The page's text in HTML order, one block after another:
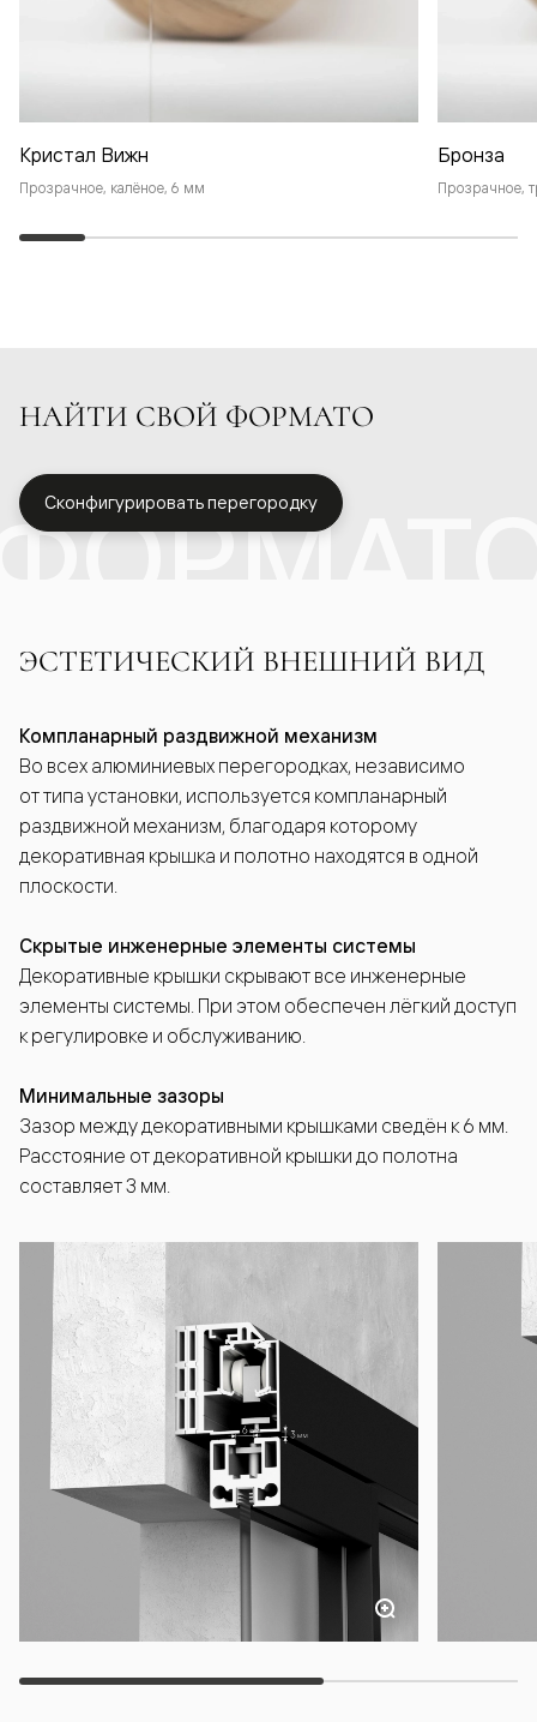
Кристал Вижн
Прозрачное, калёное, 6 мм
Бронза
Прозрачное,
НАЙТИ СВОЙ ФОРМАТО
Сконфигурировать перегородку
ЭСТЕТИЧЕСКИЙ ВНЕШНИЙ ВИД
Компланарный раздвижной механизм
Во всех алюминиевых перегородках, независимо
от типа установки, используется компланарный
раздвижной механизм, благодаря которому
декоративная крышка и полотно находятся в одной
плоскости.
Скрытые инженерные элементы системы
Декоративные крышки скрывают все инженерные
элементы системы. При этом обеспечен лёгкий доступ
к регулировке и обслуживанию.
Минимальные зазоры
Зазор между декоративными крышками сведён к 6 мм.
Расстояние от декоративной крышки до полотна
составляет 3 мм.